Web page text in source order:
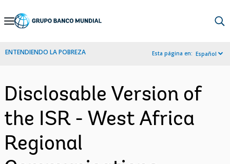
Skip
Navigation
ENTENDIENDO LA POBREZA Esta página en: Español
Disclosable Version of
the ISR - West Africa
Regional